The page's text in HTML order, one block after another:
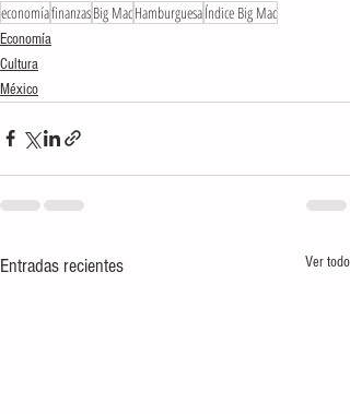
economíafinanzasBig MacHamburguesaÍndice Big Mac
Economía
Cultura
México
Entradas recientes Ver todo